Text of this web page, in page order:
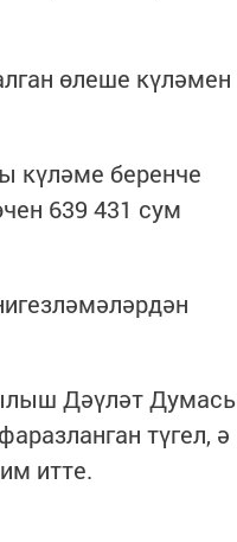
өлеше күләмен
күләме беренче
639 431 сум
Дәүләт
түгел, ә
итте.